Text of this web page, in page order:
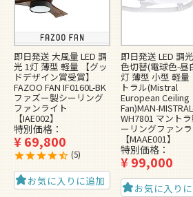
即日発送 大風量 LED 調
光 1灯 薄型 軽量 【グッ
ドデザイン賞受賞】
FAZOO FAN IF0160L-BK
ファズー製シーリング
ファンライト
【IAE002】
特別価格
¥69,800
5
お気に入りに追加
即日発送 LED 調
色切替(電球色-昼
灯 薄型 小型 軽量
トラル(Mistral
European Ceiling
Fan)MAN-
WH7801 マント
ーリングファン
【MAAE001】
特別価格
¥99,000
お気に入り